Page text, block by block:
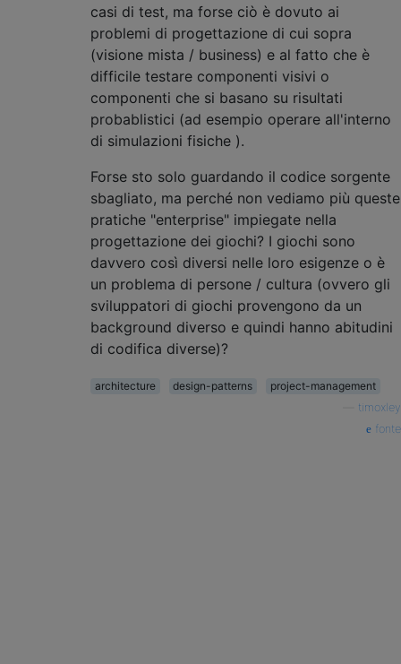
casi di test, ma forse ciò è dovuto ai
problemi di progettazione di cui sopra
(visione mista / business) e al fatto che è
difficile testare componenti visivi o
componenti che si basano su risultati
probablistici (ad esempio operare all'interno
di simulazioni fisiche ).
Forse sto solo guardando il codice sorgente
sbagliato, ma perché non vediamo più queste
pratiche "enterprise" impiegate nella
progettazione dei giochi? I giochi sono
davvero così diversi nelle loro esigenze o è
un problema di persone / cultura (ovvero gli
sviluppatori di giochi provengono da un
background diverso e quindi hanno abitudini
di codifica diverse)?
architecture design-patterns
project-management
timoxley
fonte